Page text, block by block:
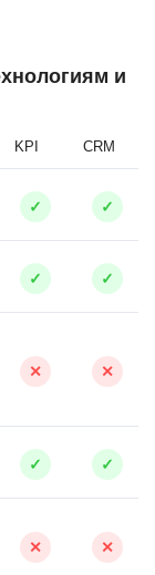
и
KPI CRM
✓ ✓
✓ ✓
✕ ✕
✓ ✓
✕ ✕